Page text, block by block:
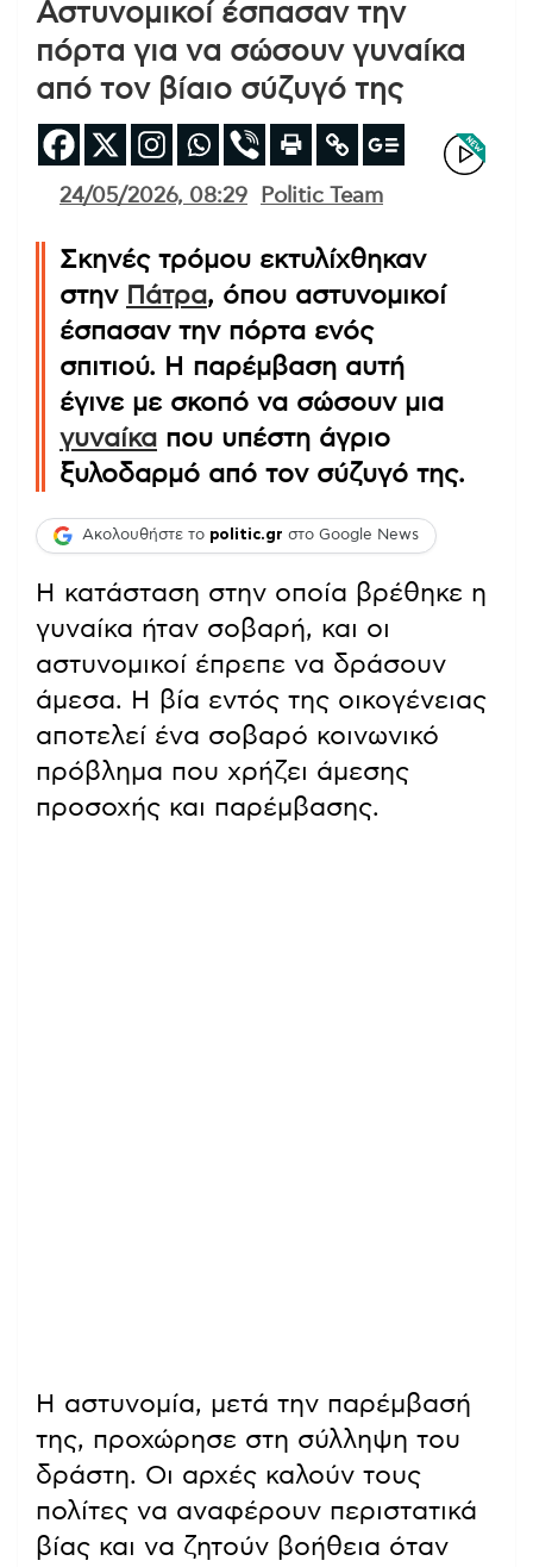
Αστυνομικοί έσπασαν την
πόρτα για να σώσουν γυναίκα
από τον βίαιο σύζυγό της
24/05/2026, 08:29 Politic Team
Σκηνές τρόμου εκτυλίχθηκαν
στην Πάτρα, όπου αστυνομικοί
έσπασαν την πόρτα ενός
σπιτιού. Η παρέμβαση αυτή
έγινε με σκοπό να σώσουν μια
γυναίκα που υπέστη άγριο
ξυλοδαρμό από τον σύζυγό της.
Ακολουθήστε το politic.gr στο Google News
Η κατάσταση στην οποία βρέθηκε η
γυναίκα ήταν σοβαρή, και οι
αστυνομικοί έπρεπε να δράσουν
άμεσα. Η βία εντός της οικογένειας
αποτελεί ένα σοβαρό κοινωνικό
πρόβλημα που χρήζει άμεσης
προσοχής και παρέμβασης.
Η αστυνομία, μετά την παρέμβασή
της, προχώρησε στη σύλληψη του
δράστη. Οι αρχές καλούν τους
πολίτες να αναφέρουν περιστατικά
βίας και να ζητούν βοήθεια όταν